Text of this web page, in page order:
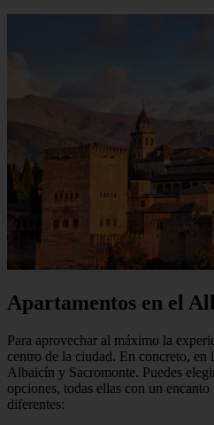
Apartamentos en el
Para aprovechar al máximo la
centro de la ciudad. En concreto, en
Albaicín y Sacromonte. Puedes
opciones, todas ellas con un
diferentes: